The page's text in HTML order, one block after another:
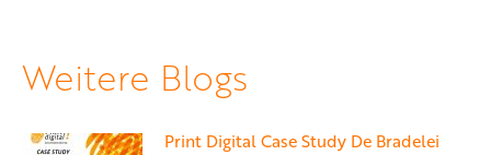
Weitere Blogs
Print Digital Case Study De Bradelei